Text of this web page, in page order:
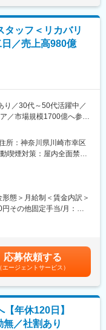
その後はOJT中心にてフ
、自社製品についてのE-
で、未経験の方でもご安
SIXPADの世界観を空間と
ます。
フローの設計
の研修企画、実施
導線の検討
ィードバック
サポート
案
バーとして関われる！
タッフ＜リカバリ
／売上高980億
り／30代～50代活躍中／
／市場規模1700億へ参入
」の直営店 店長候補とし
せします。ブランドの顔
大と顧客満足度の向上を
サポートする24時間リカ
の天然鉱石を独自に配合
検証を重ねた商品開発に
ーション実績により高い
所：神奈川県川崎市幸区
喫煙対策：屋内全面禁煙
態＞月給制＜賃金内訳＞
その他固定手当/月：
他固定手当：エリア手当※
割給、家族手当、単身赴
の金額であり、選考を通
額)は固定手当を含めた表
応募依頼する
（エージェントサービス）
年休120日】
／社割あり